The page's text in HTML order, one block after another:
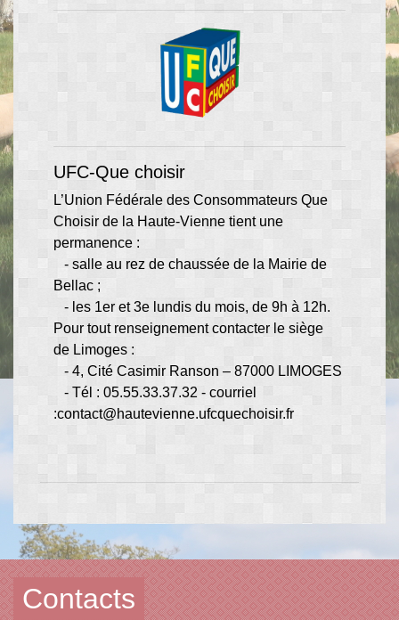
UFC-Que choisir
L’Union Fédérale des Consommateurs Que
Choisir de la Haute-Vienne tient une
permanence :
- salle au rez de chaussée de la Mairie de
Bellac ;
- les 1er et 3e lundis du mois, de 9h à 12h.
Pour tout renseignement contacter le siège
de Limoges :
- 4, Cité Casimir Ranson – 87000 LIMOGES
- Tél : 05.55.33.37.32 - courriel
:contact@hautevienne.ufcquechoisir.fr
Contacts